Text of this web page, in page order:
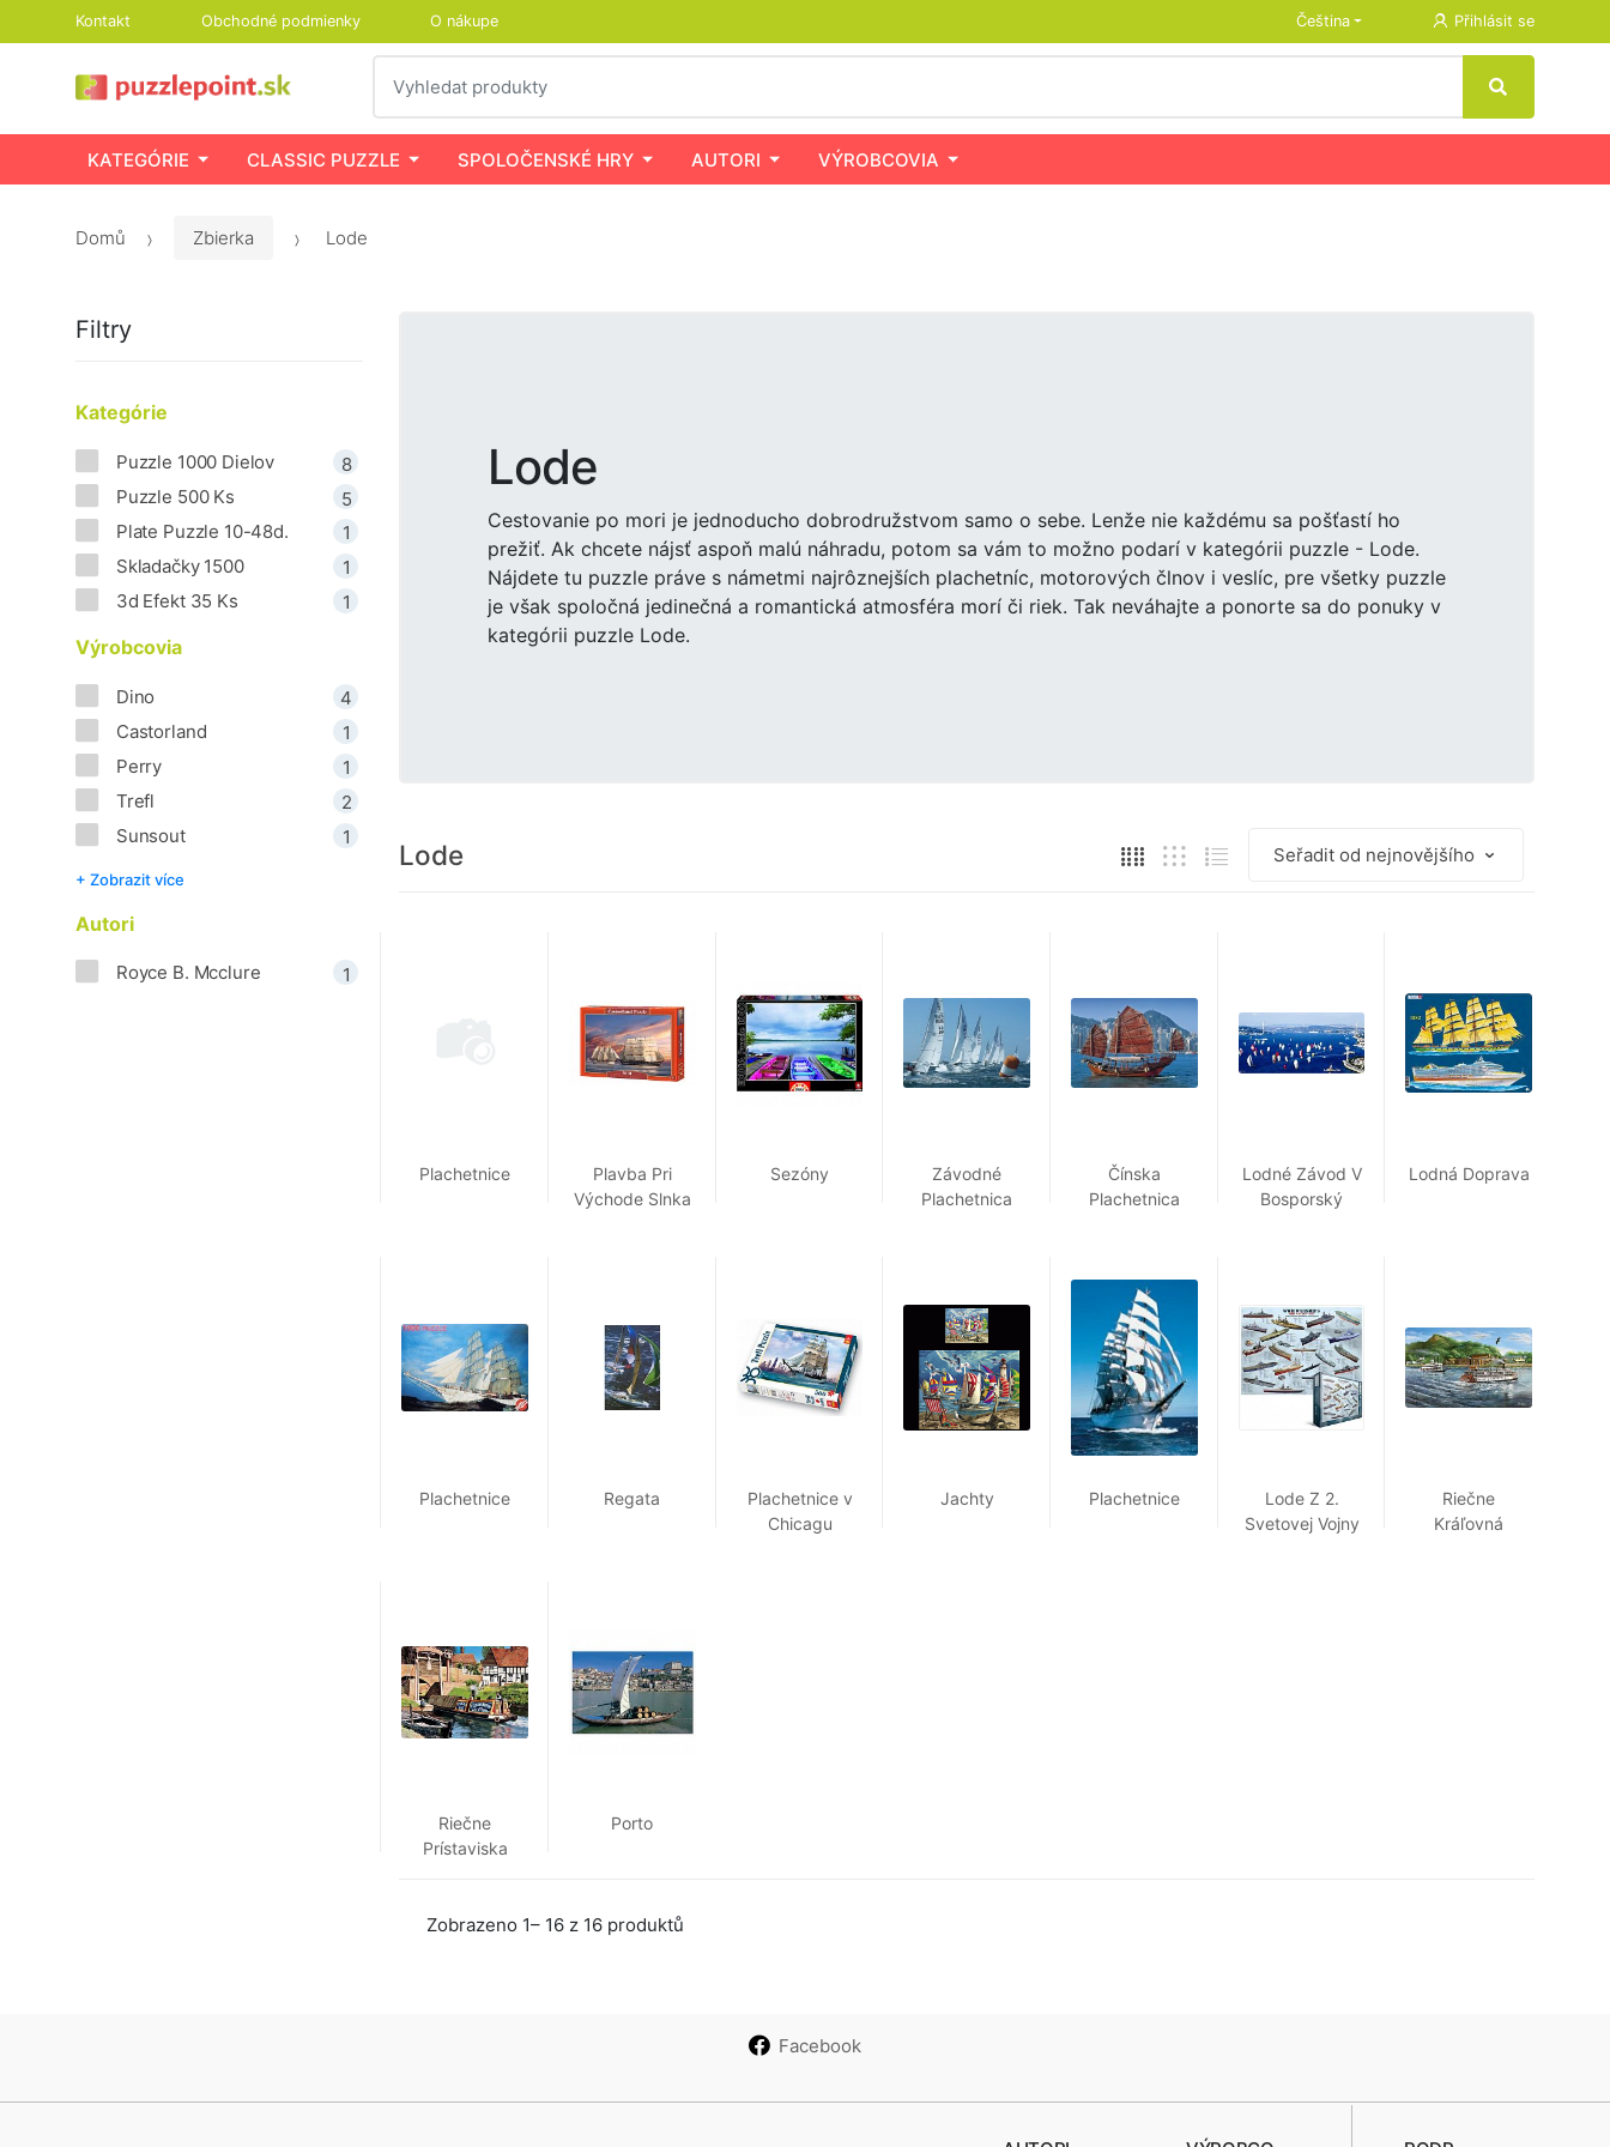
Kontakt Obchodné podmienky O nákupe Čeština Přihlásit se
KATEGÓRIE CLASSIC PUZZLE SPOLOČENSKÉ HRY AUTORI VÝROBCOVIA
Domů Zbierka Lode
Lode
Cestovanie po mori je jednoducho dobrodružstvom samo o sebe. Lenže nie každému sa pošťastí ho
prežiť. Ak chcete nájsť aspoň malú náhradu, potom sa vám to možno podarí v kategórii puzzle - Lode.
Nájdete tu puzzle práve s námetmi najrôznejších plachetníc, motorových člnov i veslíc, pre všetky puzzle
je však spoločná jedinečná a romantická atmosféra morí či riek. Tak neváhajte a ponorte sa do ponuky v
kategórii puzzle Lode.
Lode
Plachetnice
Plavba Pri
Východe Slnka
Sezóny
Závodné
Plachetnica
Čínska
Plachetnica
Lodné Závod V
Bosporský
Lodná Doprava
Plachetnice Regata
Plachetnice v
Chicagu
Jachty Plachetnice
Lode Z 2.
Svetovej Vojny
Riečne
Kráľovná
Riečne
Prístaviska
Porto
Zobrazeno 1– 16 z 16 produktů
Filtry
Kategórie
Puzzle 1000 Dielov
8
Puzzle 500 Ks
5
Plate Puzzle 10-48d.
1
Skladačky 1500
1
3d Efekt 35 Ks
1
Výrobcovia
Dino
4
Castorland
1
Perry
1
Trefl
2
Sunsout
1
+ Zobrazit více
Autori
Royce B. Mcclure 1
Facebook